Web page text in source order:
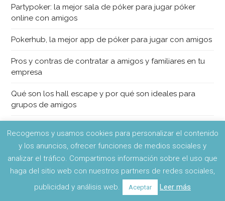
Partypoker: la mejor sala de póker para jugar póker
online con amigos
Pokerhub, la mejor app de póker para jugar con amigos
Pros y contras de contratar a amigos y familiares en tu
empresa
Qué son los hall escape y por qué son ideales para
grupos de amigos
Regalos para el amigo invisible en tiempos del COVID-
19
Recogemos y usamos cookies para personalizar el contenido
y los anuncios, ofrecer funciones de medios sociales y
analizar el tráfico. Compartimos información sobre el uso que
haga del sitio web con nuestros partners de redes sociales,
publicidad y análisis web.
Aceptar Leer más